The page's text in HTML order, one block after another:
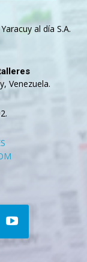
al día S.A.
Venezuela.